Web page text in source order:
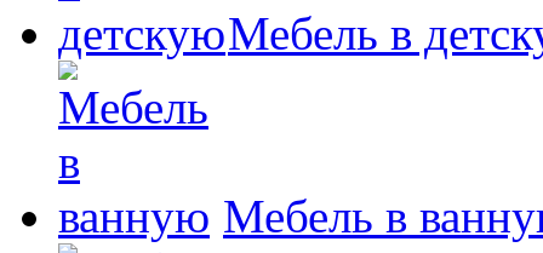
Мебель в
Мебель в